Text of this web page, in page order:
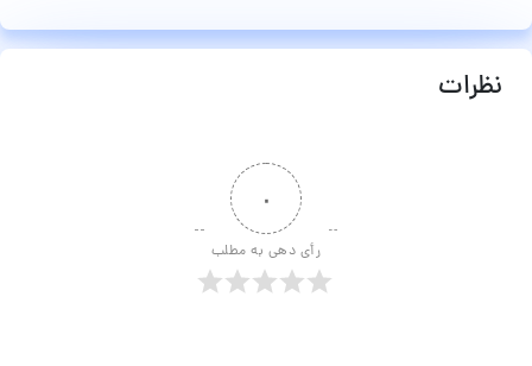
نظرات
۰
رأی دهی به مطلب